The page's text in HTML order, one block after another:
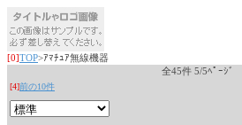
[0]TOP>ｱﾏﾁｭｱ無線機器
全45件 5/5ﾍﾟｰｼﾞ
[4]前の10件